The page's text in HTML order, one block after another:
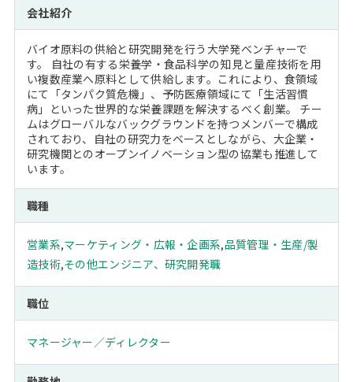
会社紹介
バイオ原料の供給と研究開発を行う大学発ベンチャーで
す。 自社の有する栄養学・食品科学の知見と量産技術を用
い複数産業へ原料として供給します。これにより、食領域
にて「タンパク質危機」、予防医療領域にて「生活習慣
病」といった世界的な栄養課題を解決するべく創業。 チー
ムはグローバルなバックグラウンドを持つメンバーで構成
されており、自社の研究力をベースとしながら、大企業・
研究機関とのオープンイノベーション型の協業も推進して
います。
職種
営業系,マーケティング・広報・企画系,品質管理・生産/製
造技術,その他エンジニア、研究開発職
職位
マネージャー／ディレクター